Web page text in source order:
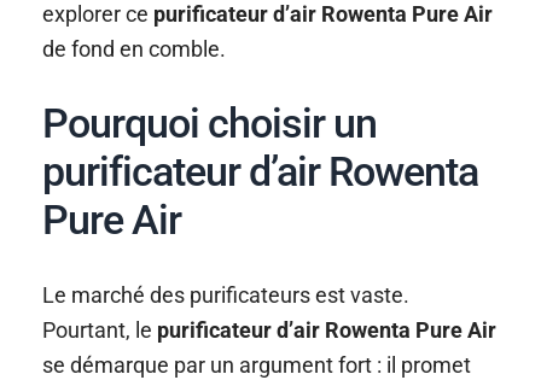
explorer ce purificateur d’air Rowenta Pure Air
de fond en comble.
Pourquoi choisir un
purificateur d’air Rowenta
Pure Air
Le marché des purificateurs est vaste.
Pourtant, le purificateur d’air Rowenta Pure Air
se démarque par un argument fort : il promet